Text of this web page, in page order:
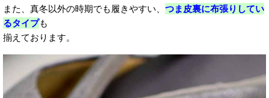
また、真冬以外の時期でも履きやすい、 つま皮裏に布張りしてい
るタイプも
揃えております。